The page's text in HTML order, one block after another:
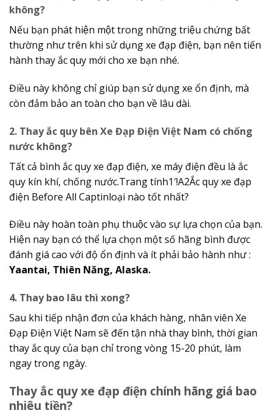
không?
Nếu bạn phát hiện một trong những triệu chứng bất
thường như trên khi sử dụng xe đạp điện, bạn nên tiến
hành thay ắc quy mới cho xe bạn nhé.
Điều này không chỉ giúp bạn sử dụng xe ổn định, mà
còn đảm bảo an toàn cho bạn về lâu dài.
2. Thay ắc quy bên Xe Đạp Điện Việt Nam có chống
nước không?
Tất cả bình ắc quy xe đạp điện, xe máy điện đều là ắc
quy kín khí, chống nước.Trang tính1′!A2Ắc quy xe đạp
điện Before All Captinloại nào tốt nhất?
Điều này hoàn toàn phụ thuộc vào sự lựa chọn của bạn.
Hiện nay bạn có thể lựa chọn một số hãng bình được
đánh giá cao với độ ổn định và ít phải bảo hành như :
Yaantai, Thiên Năng, Alaska.
4. Thay bao lâu thì xong?
Sau khi tiếp nhận đơn của khách hàng, nhân viên Xe
Đạp Điện Việt Nam sẽ đến tận nhà thay bình, thời gian
thay ắc quy của bạn chỉ trong vòng 15-20 phút, làm
ngay trong ngày.
Thay ắc quy xe đạp điện chính hãng giá bao
nhiêu tiền?